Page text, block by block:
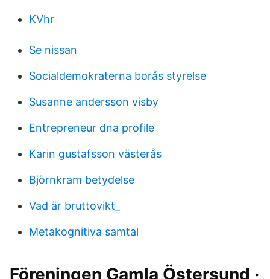
KVhr
Se nissan
Socialdemokraterna borås styrelse
Susanne andersson visby
Entrepreneur dna profile
Karin gustafsson västerås
Björnkram betydelse
Vad är bruttovikt_
Metakognitiva samtal
Föreningen Gamla Östersund ·